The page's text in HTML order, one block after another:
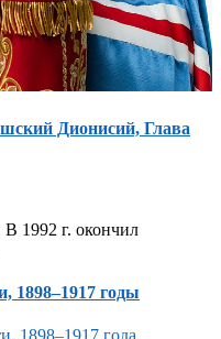
Дионисий, Глава
В 1992 г. окончил
1898–1917 годы